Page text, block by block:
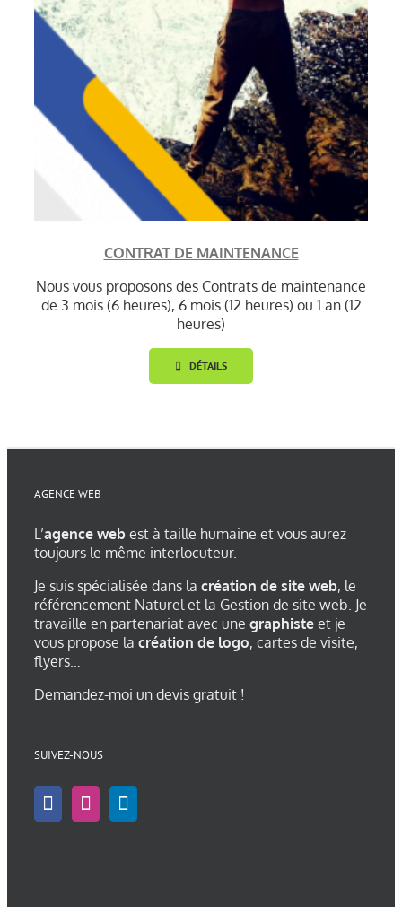
CONTRAT DE MAINTENANCE
Nous vous proposons des Contrats de maintenance
de 3 mois (6 heures), 6 mois (12 heures) ou 1 an (12
heures)
DÉTAILS
AGENCE WEB
L’agence web est à taille humaine et vous aurez
toujours le même interlocuteur.
Je suis spécialisée dans la création de site web, le
référencement Naturel et la Gestion de site web. Je
travaille en partenariat avec une graphiste et je
vous propose la création de logo, cartes de visite,
flyers…
Demandez-moi un devis gratuit !
SUIVEZ-NOUS